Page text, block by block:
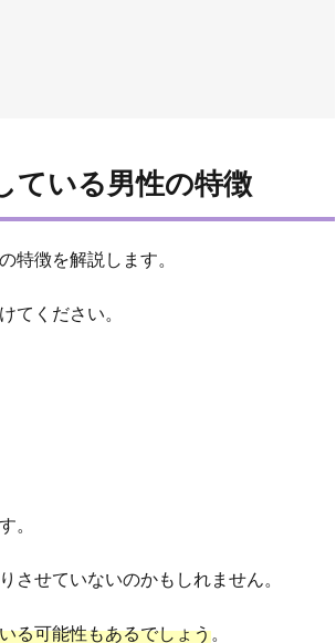
ている男性の特徴
特徴を解説します。
てください。
。
させていないのかもしれません。
る可能性もあるでしょう。